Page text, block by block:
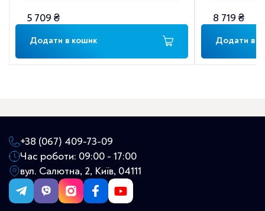
5 709 ₴
Додати в кошик
8 719 ₴
Додати в
+38 (067) 409-73-09
Час роботи: 09:00 - 17:00
вул. Салютна, 2, Київ, 04111